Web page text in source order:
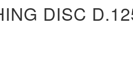
DISC